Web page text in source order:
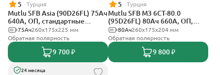
5 Турция
Mutlu SFB Asia (90D26FL) 75Ач
640А, ОП, стандартные
клеммы260х175х225 мм
75Ач
Обратная полярность
9 700 ₽
5 Турция
Mutlu SFB M3 6СТ-80.0
(95D26FL) 80Ач 660А, ОП,
стандартные клеммы
260х175х204 мм
80Ач
Обратная полярность
9 800 ₽
24 месяца